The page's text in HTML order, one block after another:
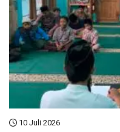
10 Juli 2026